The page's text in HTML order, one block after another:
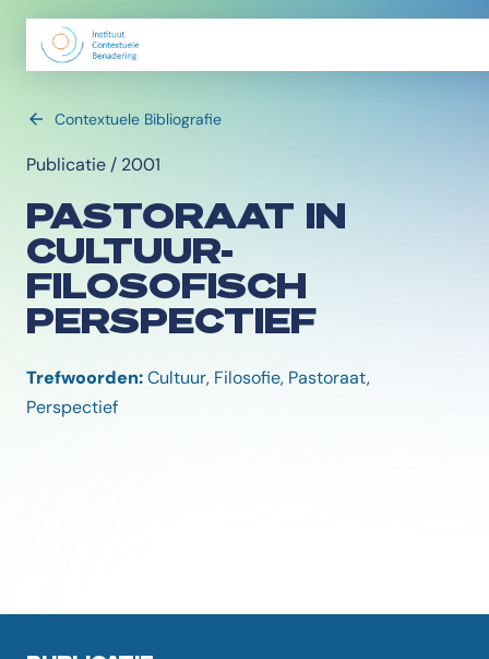
Contextuele Bibliografie
Publicatie / 2001
PASTORAAT IN
CULTUUR-
FILOSOFISCH
PERSPECTIEF
Trefwoorden:Cultuur, Filosofie, Pastoraat,
Perspectief